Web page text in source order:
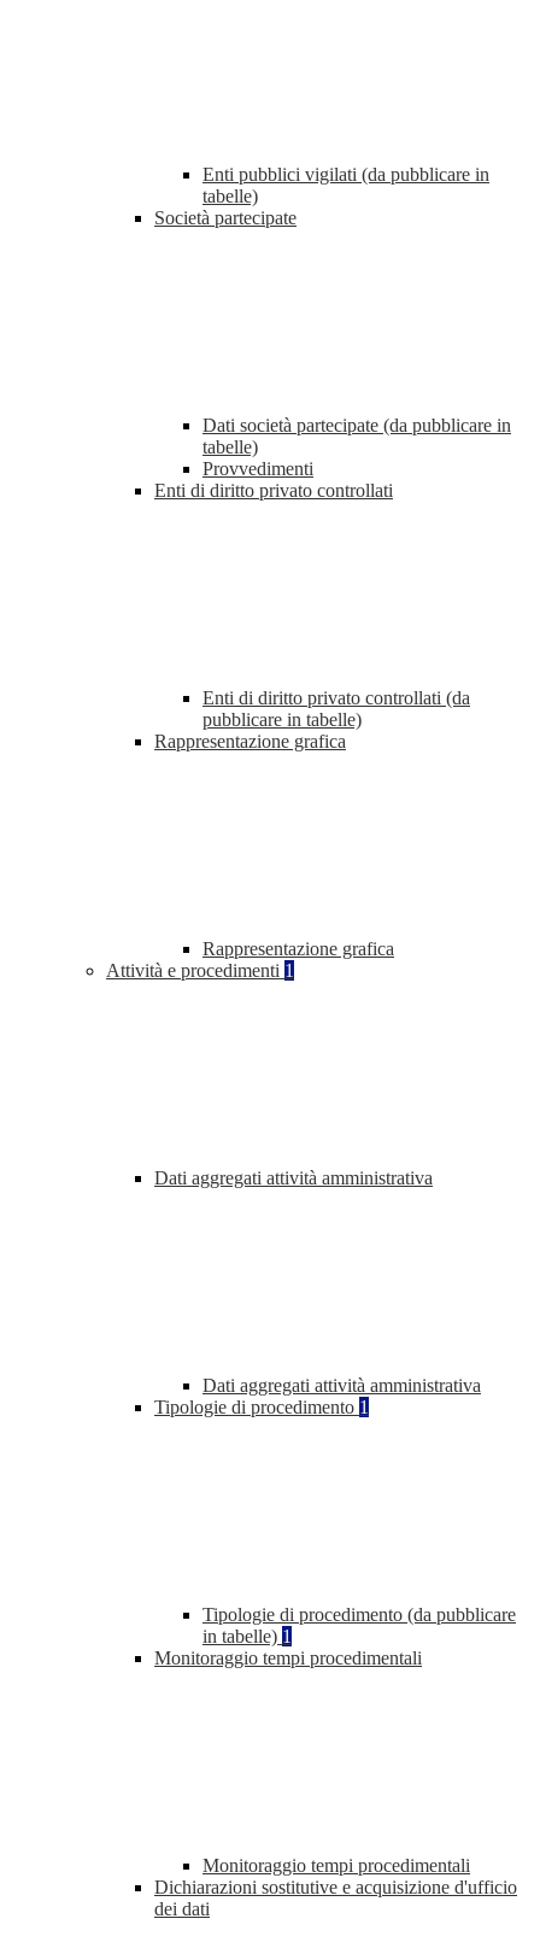
Enti pubblici vigilati (da pubblicare in
tabelle)
Società partecipate
Dati società partecipate (da pubblicare in
tabelle)
Provvedimenti
Enti di diritto privato controllati
Enti di diritto privato controllati (da
pubblicare in tabelle)
Rappresentazione grafica
Rappresentazione grafica
Attività e procedimenti 1
Dati aggregati attività amministrativa
Dati aggregati attività amministrativa
Tipologie di procedimento 1
Tipologie di procedimento (da pubblicare
in tabelle) 1
Monitoraggio tempi procedimentali
Monitoraggio tempi procedimentali
Dichiarazioni sostitutive e acquisizione d'ufficio
dei dati